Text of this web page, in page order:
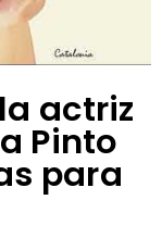
actriz
Pinto
para